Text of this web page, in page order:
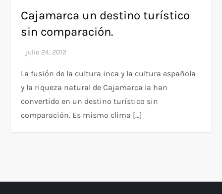
Cajamarca un destino turístico
sin comparación.
La fusión de la cultura inca y la cultura española
y la riqueza natural de Cajamarca la han
convertido en un destino turístico sin
comparación. Es mismo clima […]